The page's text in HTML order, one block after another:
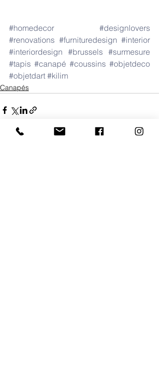
#homedecor
#designlovers
#renovations #furnituredesign #interior
#interiordesign #brussels #surmesure
#tapis #canapé #coussins #objetdeco
#objetdart #kilim
Canapés